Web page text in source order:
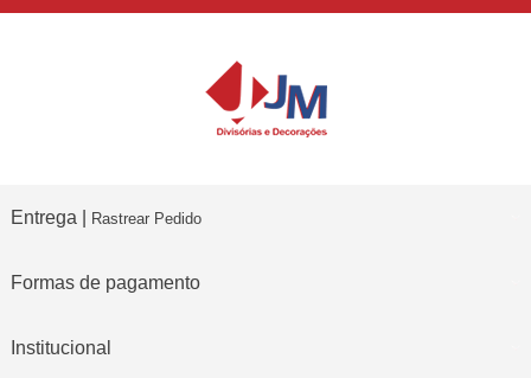
Entrega | Rastrear Pedido
Formas de pagamento
Institucional